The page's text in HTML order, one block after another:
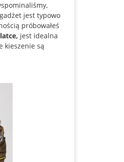
jest typowo
próbowałeś
jest idealna
kieszenie są